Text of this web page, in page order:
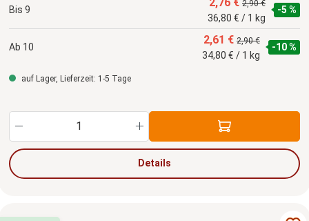
Bis 9
2,90 €
36,80 € / 1 kg
-5 %
Ab 10
2,61 € 2,90 €
34,80 € / 1 kg
-10 %
auf Lager, Lieferzeit: 1-5 Tage
Produkt Anzahl: Gib den gewünschten Wert
Details